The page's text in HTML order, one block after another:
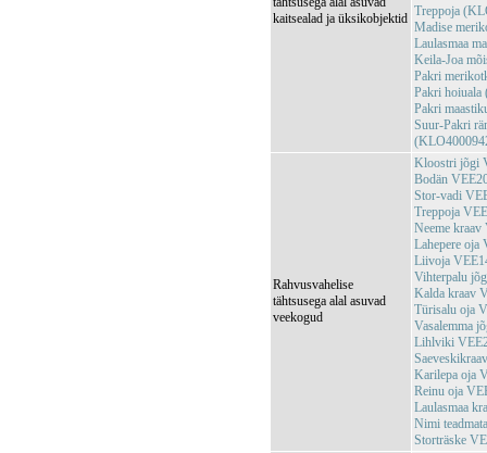
kaitsealad ja üksikobjektid Treppoja
Madise
Laulasmaa
Keila-Joa
Pakri
Pakri
Pakri
Suur-Pakri
Rahvusvahelise
tähtsusega alal asuvad
veekogud
Kloostri jõgi
Bodän
Stor-vadi
Treppoja
Neeme
Lahepere oja
Liivoja
Vihterpalu
Kalda kraav
Türisalu oja
Vasalemma
Lihlviki
Karilepa oja
Reinu oja
Laulasmaa
Nimi
Storträske